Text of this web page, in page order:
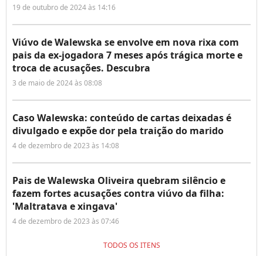
19 de outubro de 2024 às 14:16
Viúvo de Walewska se envolve em nova rixa com
pais da ex-jogadora 7 meses após trágica morte e
troca de acusações. Descubra
3 de maio de 2024 às 08:08
Caso Walewska: conteúdo de cartas deixadas é
divulgado e expõe dor pela traição do marido
4 de dezembro de 2023 às 14:08
Pais de Walewska Oliveira quebram silêncio e
fazem fortes acusações contra viúvo da filha:
'Maltratava e xingava'
4 de dezembro de 2023 às 07:46
TODOS OS ITENS